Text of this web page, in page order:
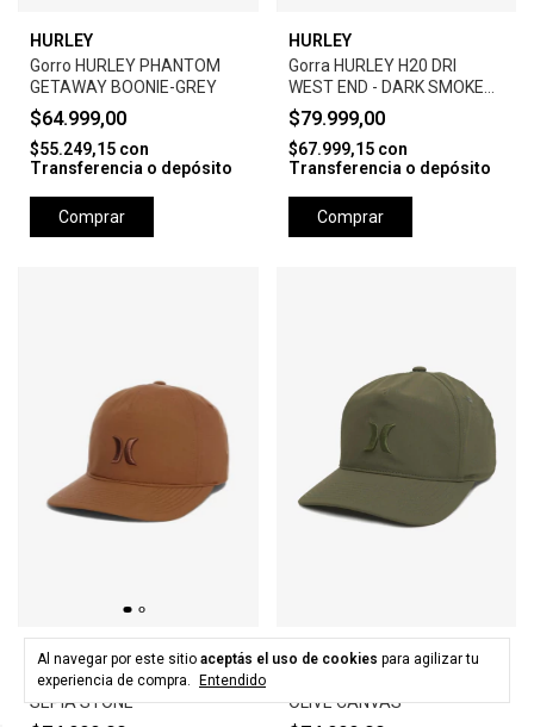
Al navegar por este sitio aceptás el uso de cookies para agilizar tu
experiencia de compra.
Entendido
HURLEY
Gorro HURLEY PHANTOM
GETAWAY BOONIE-GREY
$64.999,00
$55.249,15 con
Transferencia o depósito
Comprar
HURLEY
Gorra HURLEY H20 DRI
WEST END - DARK SMOKE
GREY
$79.999,00
$67.999,15 con
Transferencia o depósito
Comprar
HURLEY
Gorra HURLEY LEVELS HAT -
SEPIA STONE
HURLEY
OLIVE CANVAS